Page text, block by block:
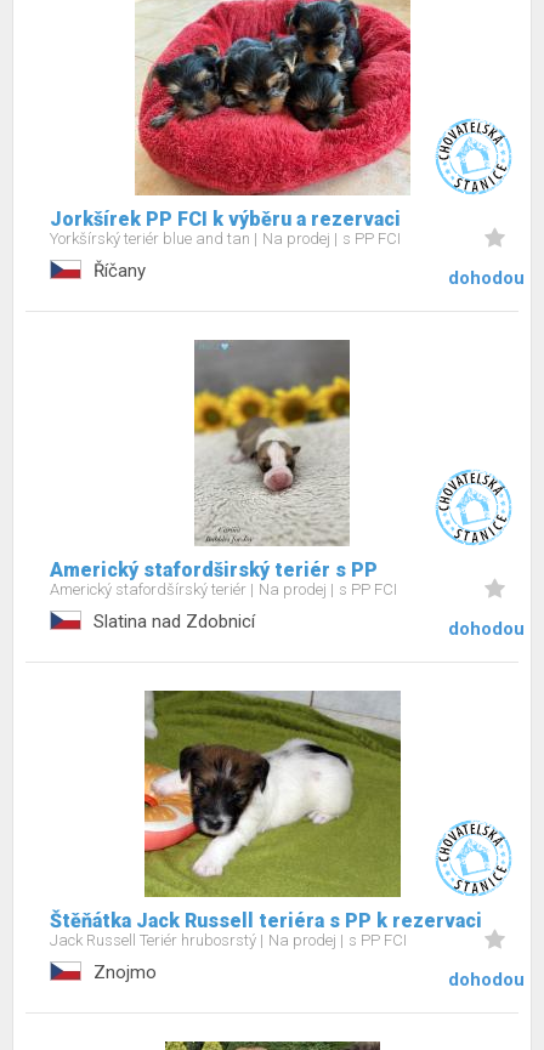
Jorkšírek PP FCI k výběru a rezervaci
Yorkšírský teriér blue and tan Na prodej s PP FCI
Říčany dohodou
Americký stafordširský teriér s PP
Americký stafordšírský teriér Na prodej s PP FCI
Slatina nad Zdobnicí dohodou
Štěňátka Jack Russell teriéra s PP k rezervaci
Jack Russell Teriér hrubosrstý Na prodej s PP FCI
Znojmo dohodou